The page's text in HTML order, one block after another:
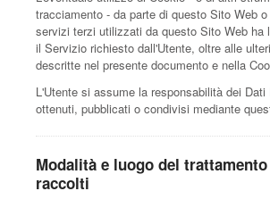
tracciamento - da parte di questo Sito Web
servizi terzi utilizzati da questo Sito Web ha
il Servizio richiesto dall'Utente, oltre alle
descritte nel presente documento e nella
L'Utente si assume la responsabilità dei
ottenuti, pubblicati o condivisi mediante
Modalità e luogo del
raccolti